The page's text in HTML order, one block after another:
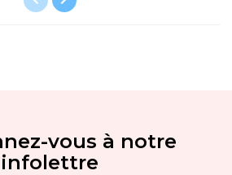
vous à notre
infolettre